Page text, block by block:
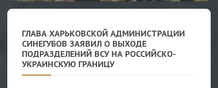
ГЛАВА ХАРЬКОВСКОЙ АДМИНИСТРАЦИИ
СИНЕГУБОВ ЗАЯВИЛ О ВЫХОДЕ
ПОДРАЗДЕЛЕНИЙ ВСУ НА РОССИЙСКО-
УКРАИНСКУЮ ГРАНИЦУ